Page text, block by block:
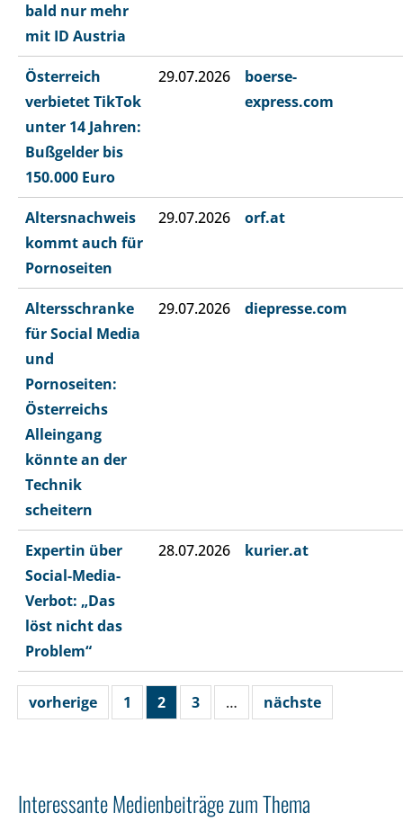
bald nur mehr
mit ID Austria
Österreich
verbietet TikTok
unter 14 Jahren:
Bußgelder bis
150.000 Euro
29.07.2026
boerse-
express.com
Altersnachweis
kommt auch für
Pornoseiten
29.07.2026 orf.at
Altersschranke
für Social Media
und
Pornoseiten:
Österreichs
Alleingang
könnte an der
Technik
scheitern
29.07.2026 diepresse.com
Expertin über
Social-Media-
Verbot: „Das
löst nicht das
Problem“
28.07.2026 kurier.at
vorherige 1 2 3 … nächste
Interessante Medienbeiträge zum Thema